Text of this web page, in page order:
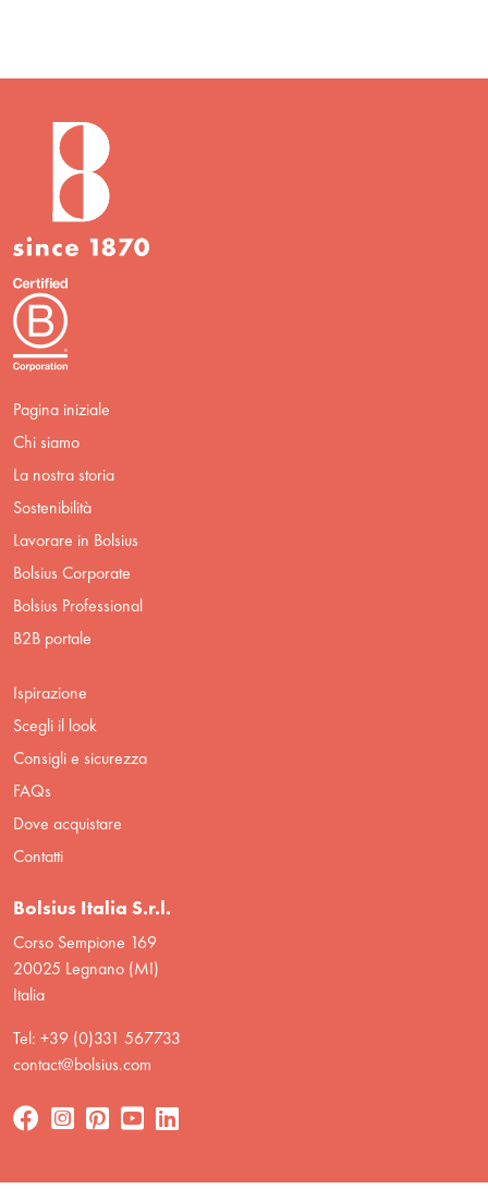
Pagina iniziale
Chi siamo
La nostra storia
Sostenibilità
Lavorare in Bolsius
Bolsius Corporate
Bolsius Professional
B2B portale
Ispirazione
Scegli il look
Consigli e sicurezza
FAQs
Dove acquistare
Contatti
Bolsius Italia S.r.l.
Corso Sempione 169
20025 Legnano (MI)
Italia
Tel: +39 (0)331 567733
contact@bolsius.com